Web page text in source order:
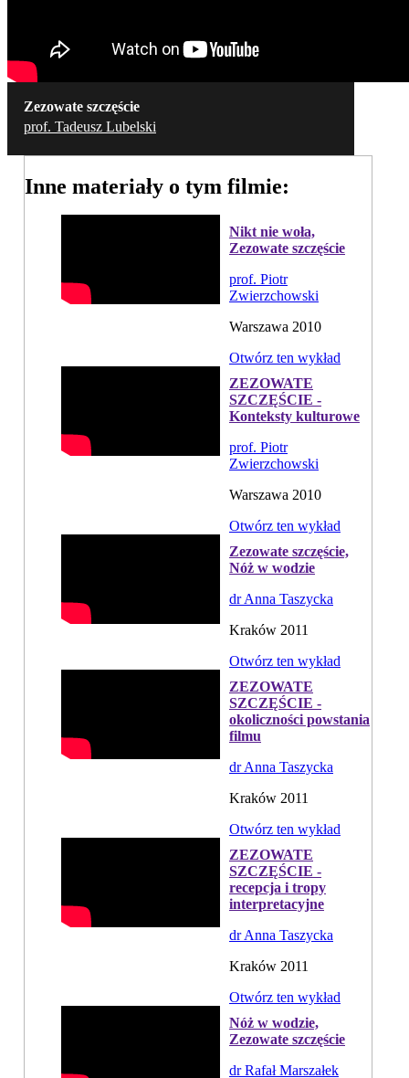
Zezowate szczęście
prof. Tadeusz Lubelski
Inne materiały o tym filmie:
Nikt nie woła,
Zezowate szczęście
prof. Piotr
Zwierzchowski
Warszawa 2010
Otwórz ten wykład
ZEZOWATE
SZCZĘŚCIE -
Konteksty kulturowe
prof. Piotr
Zwierzchowski
Warszawa 2010
Otwórz ten wykład
Zezowate szczęście,
Nóż w wodzie
dr Anna Taszycka
Kraków 2011
Otwórz ten wykład
ZEZOWATE
SZCZĘŚCIE -
okoliczności powstania
filmu
dr Anna Taszycka
Kraków 2011
Otwórz ten wykład
ZEZOWATE
SZCZĘŚCIE -
recepcja i tropy
interpretacyjne
dr Anna Taszycka
Kraków 2011
Otwórz ten wykład
Nóż w wodzie,
Zezowate szczęście
dr Rafał Marszałek